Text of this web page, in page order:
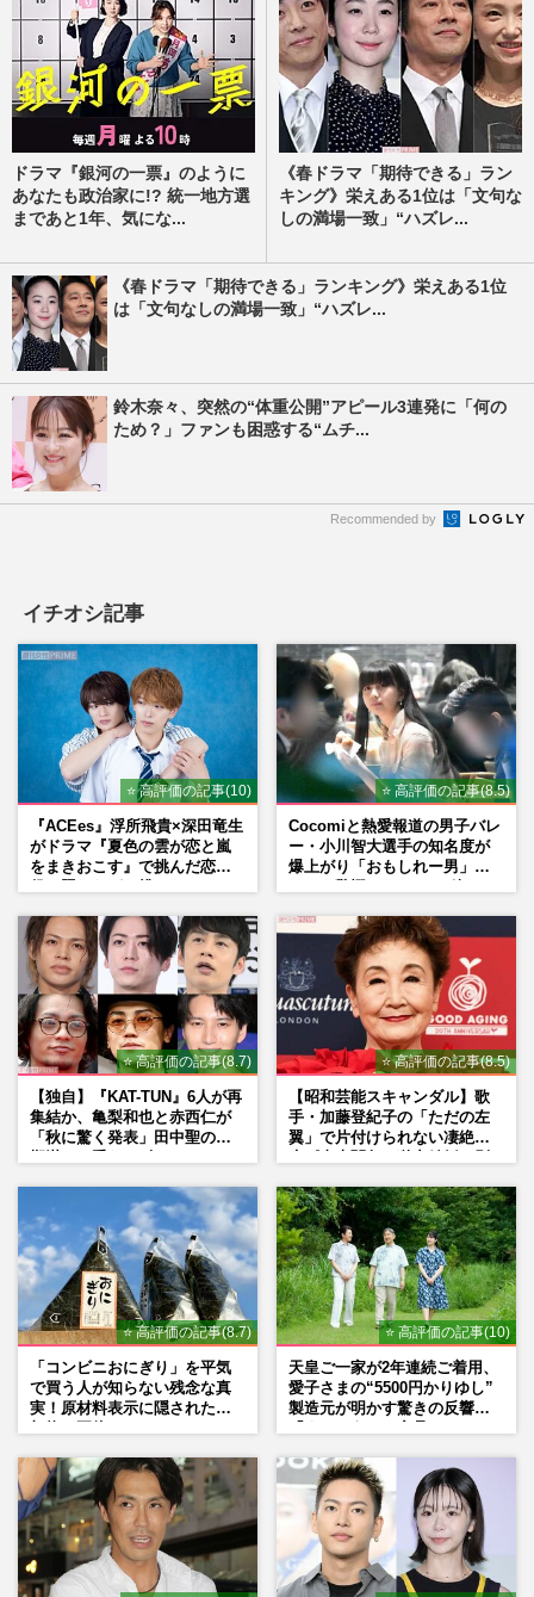
ドラマ『銀河の一票』のように
あなたも政治家に!? 統一地方選
まであと1年、気にな...
《春ドラマ「期待できる」ラン
キング》栄えある1位は「文句な
しの満場一致」“ハズレ...
《春ドラマ「期待できる」ランキング》栄えある1位
は「文句なしの満場一致」“ハズレ...
鈴木奈々、突然の“体重公開”アピール3連発に「何の
ため？」ファンも困惑する“ムチ...
Recommended by
イチオシ記事
⭐ 高評価の記事(10)
『ACEes』浮所飛貴×深田竜生
がドラマ『夏色の雲が恋と嵐
をまきおこす』で挑んだ恋人
⭐ 高評価の記事(8.5)
Cocomiと熱愛報道の男子バレ
ー・小川智大選手の知名度が
爆上がり「おもしれー男」フ
⭐ 高評価の記事(8.7)
【独自】『KAT-TUN』6人が再
集結か、亀梨和也と赤西仁が
「秋に驚く発表」田中聖の刑
⭐ 高評価の記事(8.5)
【昭和芸能スキャンダル】歌
手・加藤登紀子の「ただの左
翼」で片付けられない凄絶半
⭐ 高評価の記事(8.7)
「コンビニおにぎり」を平気
で買う人が知らない残念な真
実！原材料表示に隠された添
⭐ 高評価の記事(10)
天皇ご一家が2年連続ご着用、
愛子さまの“5500円かりゆし”
製造元が明かす驚きの反響